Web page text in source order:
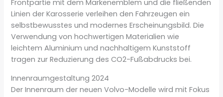
Frontpartie mit dem Markenemblem und die fließenden
Linien der Karosserie verleihen den Fahrzeugen ein
selbstbewusstes und modernes Erscheinungsbild. Die
Verwendung von hochwertigen Materialien wie
leichtem Aluminium und nachhaltigem Kunststoff
tragen zur Reduzierung des CO2-Fußabdrucks bei.
Innenraumgestaltung 2024
Der Innenraum der neuen Volvo-Modelle wird mit Fokus